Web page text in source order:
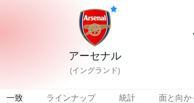
アーセナル
(イングランド)
一致 ラインナップ 統計 面と向か